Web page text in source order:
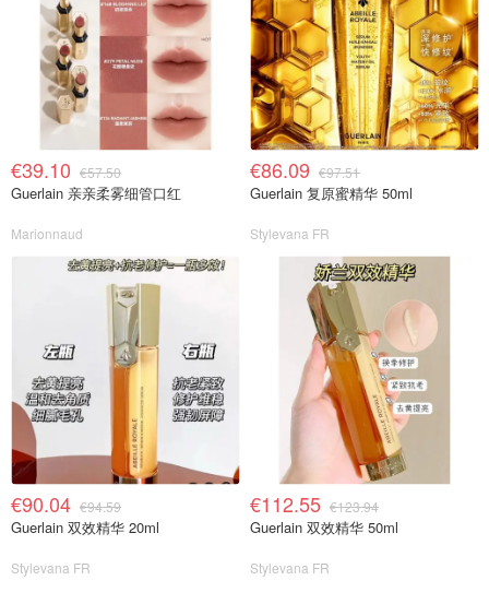
€39.10 €57.50
Guerlain 亲亲柔雾细管口红
Marionnaud
€86.09 €97.51
Guerlain 复原蜜精华 50ml
Stylevana FR
€90.04 €94.59
Guerlain 双效精华 20ml
Stylevana FR
€112.55 €123.94
Guerlain 双效精华 50ml
Stylevana FR